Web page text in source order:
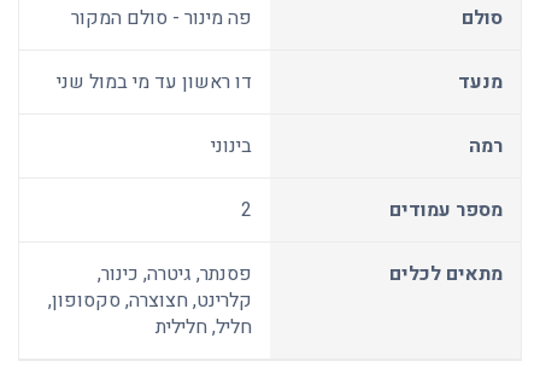
סולם פה מינור - סולם המקור
מנעד דו ראשון עד מי במול שני
רמה בינוני
מספר עמודים 2
מתאים לכלים
פסנתר, גיטרה, כינור,
קלרינט, חצוצרה, סקסופון,
חליל, חלילית